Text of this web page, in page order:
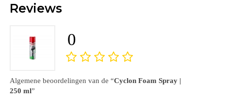
Reviews
0
Algemene beoordelingen van de
Cyclon Foam Spray |
250 ml